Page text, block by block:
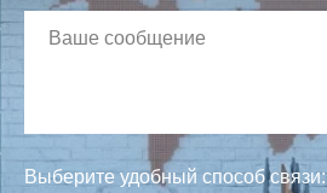
Выберите удобный способ связи: